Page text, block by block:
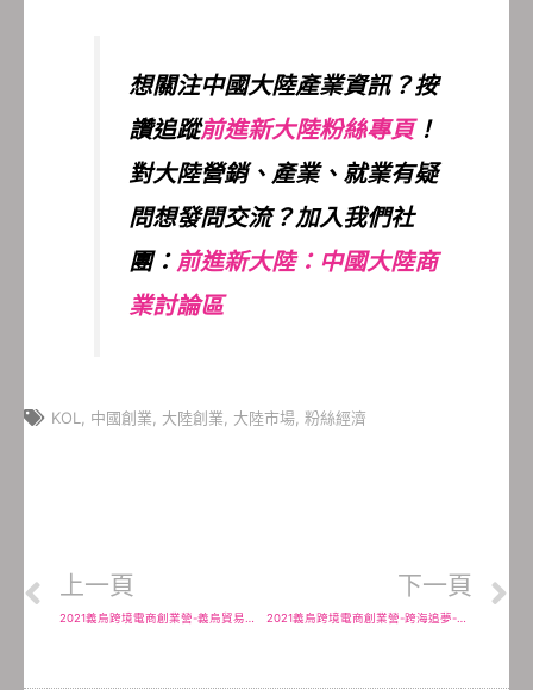
想關注中國大陸產業資訊？按
讚追蹤前進新大陸粉絲專頁！
對大陸營銷、產業、就業有疑
問想發問交流？加入我們社
團： 前進新大陸：中國大陸商
業討論區
KOL, 中國創業, 大陸創業, 大陸市場, 粉絲經濟
上一頁
2021義烏跨境電商創業營-義烏貿易入門，八個必去的地方
下一頁
2021義烏跨境電商創業營-跨海追夢-到義烏工商學院創業學院學電商